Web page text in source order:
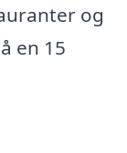
og
en 15